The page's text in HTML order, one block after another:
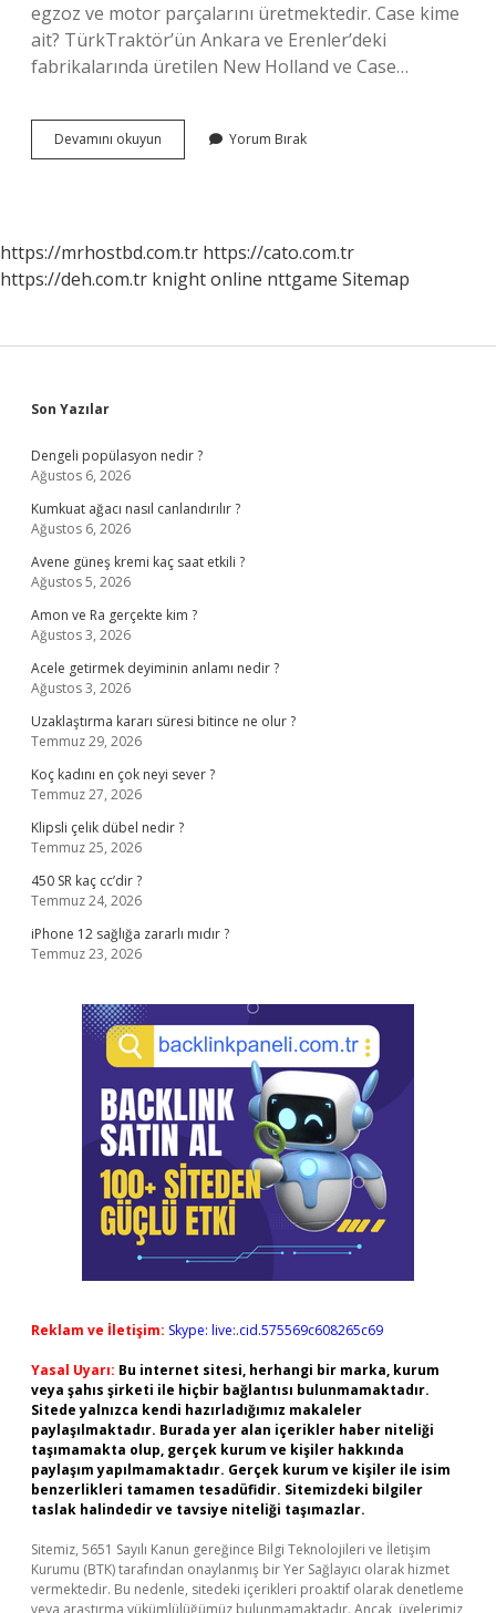
egzoz ve motor parçalarını üretmektedir. Case kime
ait? TürkTraktör’ün Ankara ve Erenler’deki
fabrikalarında üretilen New Holland ve Case…
Devamını okuyun
Traktör
Yorum Bırak
https://mrhostbd.com.tr https://cato.com.tr
https://deh.com.tr knight online nttgame Sitemap
Sidebar
Son Yazılar
Dengeli popülasyon nedir ?
Ağustos 6, 2026
Kumkuat ağacı nasıl canlandırılır ?
Ağustos 6, 2026
Avene güneş kremi kaç saat etkili ?
Ağustos 5, 2026
Amon ve Ra gerçekte kim ?
Ağustos 3, 2026
Acele getirmek deyiminin anlamı nedir ?
Ağustos 3, 2026
Uzaklaştırma kararı süresi bitince ne olur ?
Temmuz 29, 2026
Koç kadını en çok neyi sever ?
Temmuz 27, 2026
Klipsli çelik dübel nedir ?
Temmuz 25, 2026
450 SR kaç cc’dir ?
Temmuz 24, 2026
iPhone 12 sağlığa zararlı mıdır ?
Temmuz 23, 2026
Reklam ve İletişim: Skype: live:.cid.575569c608265c69
Yasal Uyarı: Bu internet sitesi, herhangi bir marka, kurum
veya şahıs şirketi ile hiçbir bağlantısı bulunmamaktadır.
Sitede yalnızca kendi hazırladığımız makaleler
paylaşılmaktadır. Burada yer alan içerikler haber niteliği
taşımamakta olup, gerçek kurum ve kişiler hakkında
paylaşım yapılmamaktadır. Gerçek kurum ve kişiler ile isim
benzerlikleri tamamen tesadüfidir. Sitemizdeki bilgiler
taslak halindedir ve tavsiye niteliği taşımazlar.
Sitemiz, 5651 Sayılı Kanun gereğince Bilgi Teknolojileri ve İletişim
Kurumu (BTK) tarafından onaylanmış bir Yer Sağlayıcı olarak hizmet
vermektedir. Bu nedenle, sitedeki içerikleri proaktif olarak denetleme
veya araştırma yükümlülüğümüz bulunmamaktadır. Ancak, üyelerimiz